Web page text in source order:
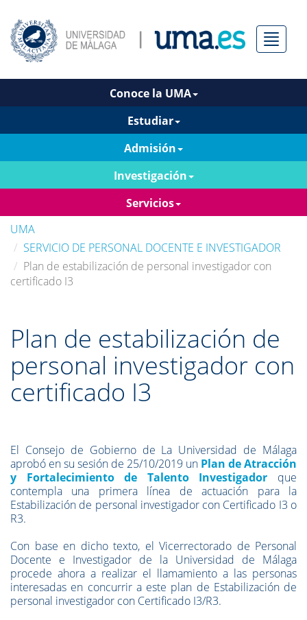
Menú
Conoce la UMA
Estudiar
Admisión
Investigación
Servicios
UMA
SERVICIO DE PERSONAL DOCENTE E INVESTIGADOR
Plan de estabilización de personal investigador con
certificado I3
Plan de estabilización de
personal investigador con
certificado I3
El Consejo de Gobierno de La Universidad de Málaga
aprobó en su sesión de 25/10/2019 un Plan de Atracción
y Fortalecimiento de Talento Investigador que
contempla una primera línea de actuación para la
Estabilización de personal investigador con Certificado I3 o
R3.
Con base en dicho texto, el Vicerrectorado de Personal
Docente e Investigador de la Universidad de Málaga
procede ahora a realizar el llamamiento a las personas
interesadas en concurrir a este plan de Estabilización de
personal investigador con Certificado I3/R3.